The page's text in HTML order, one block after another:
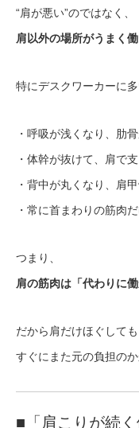
“肩が悪い”のではなく、
肩以外の場所がうまく
特にデスクワーカーに
・呼吸が浅くなり、肋
・体幹が抜けて、肩で
・背中が丸くなり、肩
・常に首まわりの筋肉
つまり、
肩の筋肉は「代わりに
だから肩だけほぐしても
すぐにまた元の負担の
■「肩こりが続